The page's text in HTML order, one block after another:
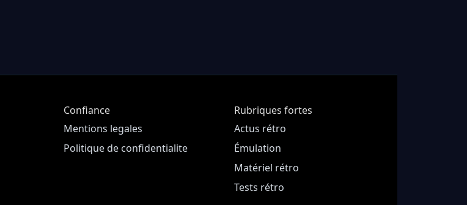
Confiance
Mentions legales
Politique de confidentialite
Rubriques fortes
Actus rétro
Émulation
Matériel rétro
Tests rétro